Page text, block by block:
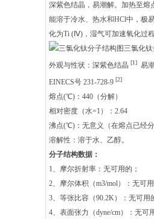
深紫色结晶，易潮解。加热至熔
能溶于冷水、热水和HCl中，极
化为Ti (Ⅳ)，湿气可加速氧化过
三氯化
外观与性状：深紫色结晶 [1] 易
EINECS号 231-728-9 [2]
熔点(℃)：440（分解）
相对密度（水=1）：2.64
沸点(℃)：无意义（在熔点已经
溶解性：溶于水、乙醇。
分子结构数据：
1、摩尔折射率：无可用的；
2、摩尔体积（m3/mol）：无可
3、等张比容（90.2K）：无可用
4、表面张力（dyne/cm）：无可